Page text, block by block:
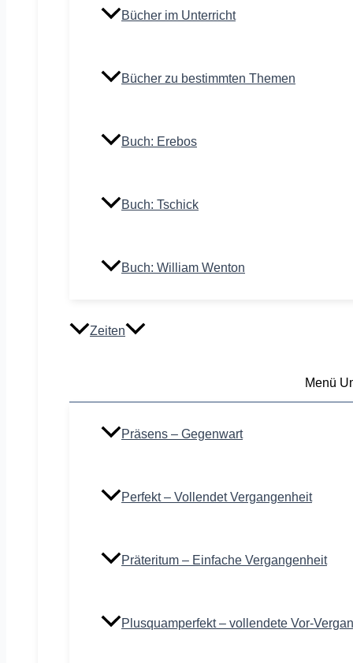
Bücher im Unterricht
Bücher zu bestimmten Themen
Buch: Erebos
Buch: Tschick
Buch: William Wenton
Zeiten
Menü
Präsens – Gegenwart
Perfekt – Vollendet Vergangenheit
Präteritum – Einfache Vergangenheit
Plusquamperfekt – vollendete Vor-